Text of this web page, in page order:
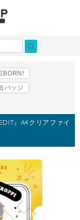
バッジ
』A4クリアファイ